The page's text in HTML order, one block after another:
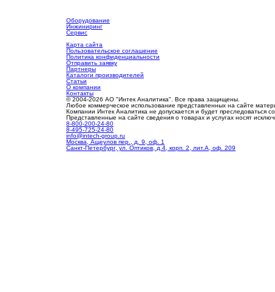
Оборудование
Инжиниринг
Сервис
Карта сайта
Пользовательское соглашение
Политика конфиденциальности
Отправить заявку
Партнеры
Каталоги производителей
Статьи
О компании
Контакты
© 2004-2026 АО "Интек Аналитика". Все права защищены.
Любое коммерческое использование представленных на сайте
Компании Интек Аналитика не допускается и будет преследоваться
Представленные на сайте сведения о товарах и услугах носят
8-800-200-24-80
8-495-725-24-80
info@intech-group.ru
Москва, Ащеулов пер., д. 9, оф. 1
Санкт-Петербург, ул. Оптиков, д.4, корп. 2, лит.А, оф. 209